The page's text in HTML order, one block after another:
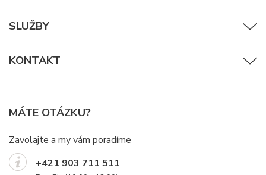
SLUŽBY
KONTAKT
MÁTE OTÁZKU?
Zavolajte a my vám poradíme
+421 903 711 511